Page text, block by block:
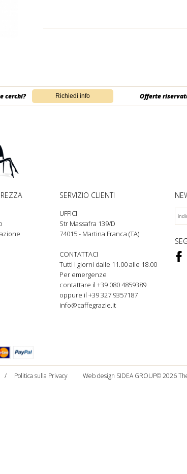
cerchi? Offerte
SERVIZIO CLIENTI
UFFICI
Str Massafra 139/D
74015 - Martina Franca (TA)
CONTATTACI
Tutti i giorni dalle 11.00 alle 18.00
Per emergenze
contattare il +39 0804859389
oppure il +39 327 9357187
info@caffegrazie.it
F
/ Politica sulla Privacy © 2026
Web design SIDEA GROUP